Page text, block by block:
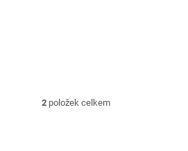
2 položek celkem